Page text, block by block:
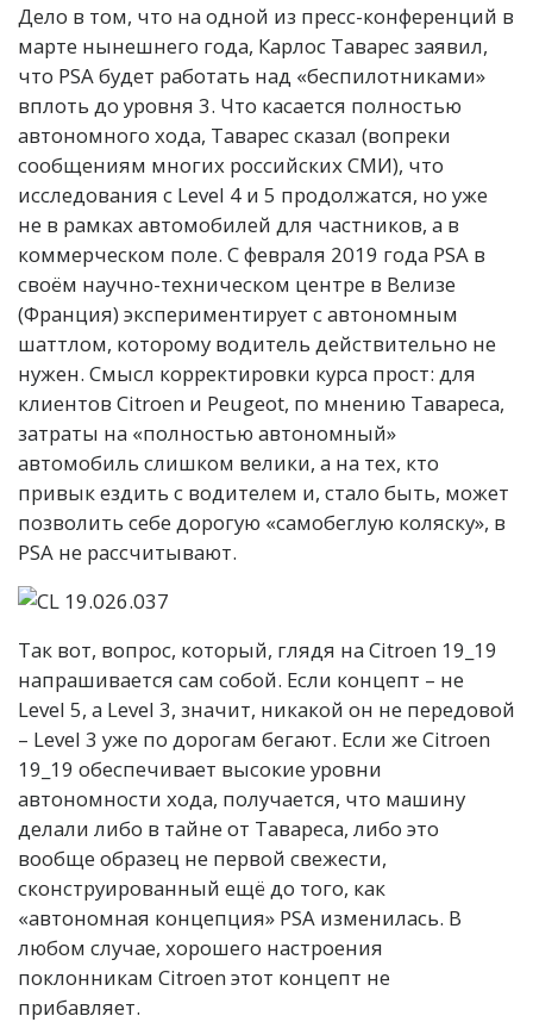
Дело в том, что на одной из пресс-конференций в
марте нынешнего года, Карлос Таварес заявил,
что PSA будет работать над «беспилотниками»
вплоть до уровня 3. Что касается полностью
автономного хода, Таварес сказал (вопреки
сообщениям многих российских СМИ), что
исследования с Level 4 и 5 продолжатся, но уже
не в рамках автомобилей для частников, а в
коммерческом поле. С февраля 2019 года PSA в
своём научно-техническом центре в Велизе
(Франция) экспериментирует с автономным
шаттлом, которому водитель действительно не
нужен. Смысл корректировки курса прост: для
клиентов Citroen и Peugeot, по мнению Тавареса,
затраты на «полностью автономный»
автомобиль слишком велики, а на тех, кто
привык ездить с водителем и, стало быть, может
позволить себе дорогую «самобеглую коляску», в
PSA не рассчитывают.
Так вот, вопрос, который, глядя на Citroen 19_19
напрашивается сам собой. Если концепт – не
Level 5, а Level 3, значит, никакой он не передовой
– Level 3 уже по дорогам бегают. Если же Citroen
19_19 обеспечивает высокие уровни
автономности хода, получается, что машину
делали либо в тайне от Тавареса, либо это
вообще образец не первой свежести,
сконструированный ещё до того, как
«автономная концепция» PSA изменилась. В
любом случае, хорошего настроения
поклонникам Citroen этот концепт не
прибавляет.